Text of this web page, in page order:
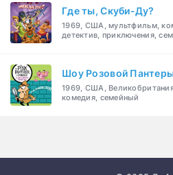
Где ты, Скуби-Ду?
1969, США, мультфильм,
детектив, приключения,
Шоу Розовой
1969, США,
комедия, семейный